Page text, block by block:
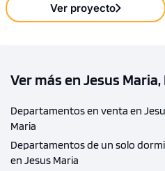
Ver proyecto
Ver más en Jesus Maria,
Departamentos en venta en
Maria
Departamentos de un solo
en Jesus Maria